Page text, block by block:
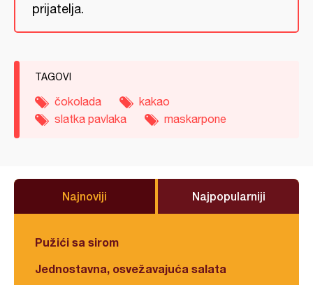
prijatelja.
TAGOVI
čokolada
kakao
slatka pavlaka
maskarpone
Najnoviji Najpopularniji
Pužići sa sirom
Jednostavna, osvežavajuća salata